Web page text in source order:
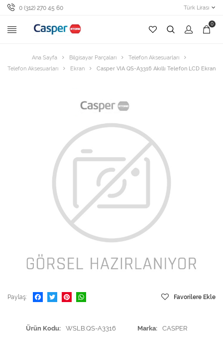
0 (312) 270 45 60 Türk Lirası
0
Ana Sayfa Bilgisayar Parçaları
Telefon Aksesuarları
Telefon Aksesuarları
Ekran Casper VIA QS-A3316 Akıllı Telefon LCD Ekran
Paylaş Favorilere Ekle
Ürün Kodu WSLB.QS-A3316 Marka CASPER